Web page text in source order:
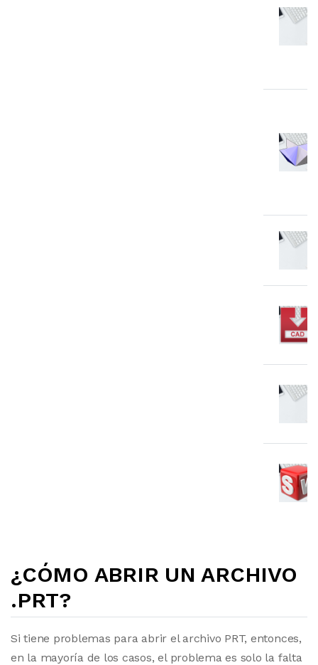
¿CÓMO ABRIR UN ARCHIVO
.PRT?
Si tiene problemas para abrir el archivo PRT, entonces,
en la mayoría de los casos, el problema es solo la falta